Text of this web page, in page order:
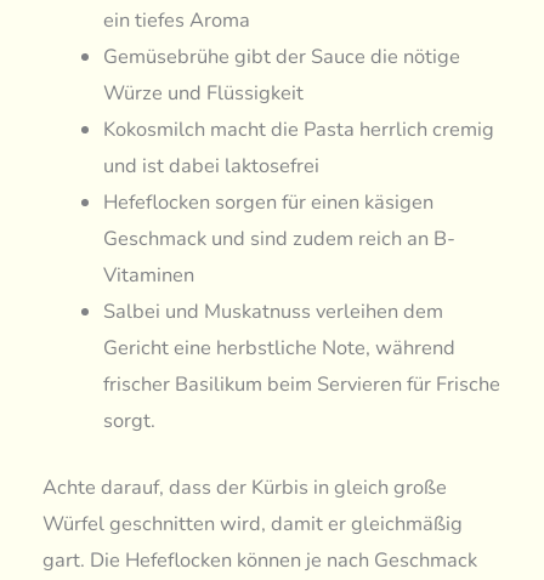
ein tiefes Aroma
Gemüsebrühe gibt der Sauce die nötige
Würze und Flüssigkeit
Kokosmilch macht die Pasta herrlich cremig
und ist dabei laktosefrei
Hefeflocken sorgen für einen käsigen
Geschmack und sind zudem reich an B-
Vitaminen
Salbei und Muskatnuss verleihen dem
Gericht eine herbstliche Note, während
frischer Basilikum beim Servieren für Frische
sorgt.
Achte darauf, dass der Kürbis in gleich große
Würfel geschnitten wird, damit er gleichmäßig
gart. Die Hefeflocken können je nach Geschmack